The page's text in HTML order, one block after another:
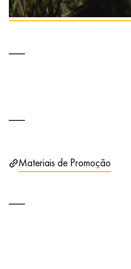
Materiais de Promoção